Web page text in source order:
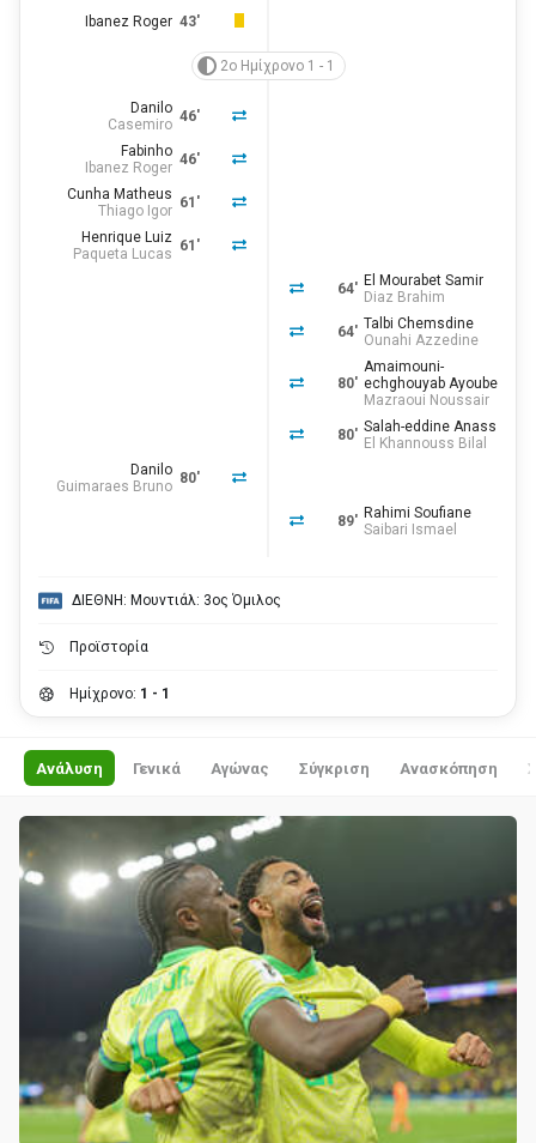
43'
Ibanez Roger
2ο Ημίχρονο 1 - 1
46'
Danilo
Casemiro
46'
Fabinho
Ibanez Roger
61'
Cunha Matheus
Thiago Igor
61'
Henrique Luiz
Paqueta Lucas
64' El Mourabet Samir
Diaz Brahim
64' Talbi Chemsdine
Ounahi Azzedine
80'
Amaimouni-
echghouyab Ayoube
Mazraoui Noussair
80' Salah-eddine Anass
El Khannouss Bilal
80'
Danilo
Guimaraes Bruno
89' Rahimi Soufiane
Saibari Ismael
ΔΙΕΘΝΗ: Μουντιάλ: 3ος Όμιλος
Προϊστορία
Ημίχρονο: 1 - 1
Ανάλυση Γενικά Αγώνας Σύγκριση Ανασκόπηση